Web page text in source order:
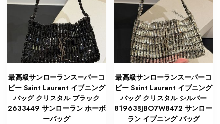
最高級サンローランスーパーコ
ピー Saint Laurent イブニング
バッグ クリスタル ブラック
2633449 サンローラン ホーボ
ーバッグ
最高級サンローランスーパーコ
ピー Saint Laurent イブニング
バッグ クリスタル シルバー
819638JBO7W8472 サンロー
ラン イブニング バッグ